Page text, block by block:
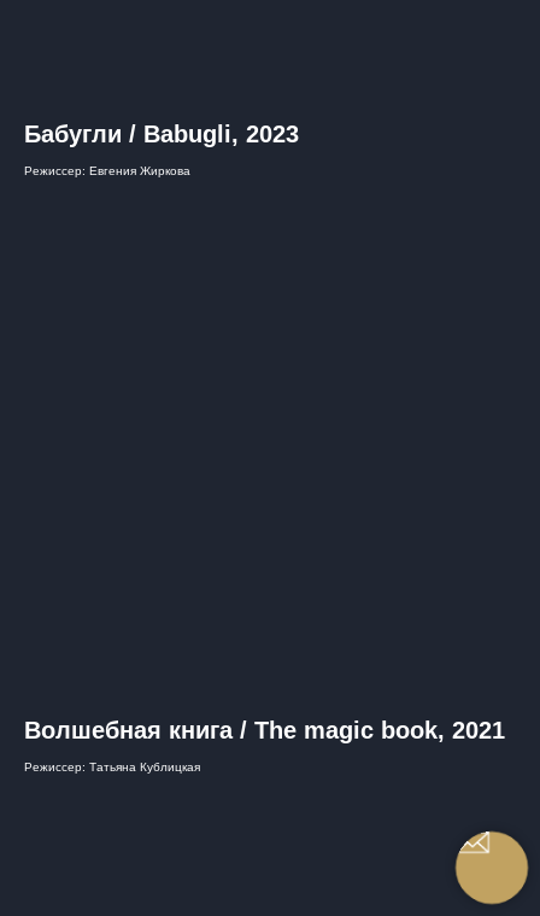
Бабугли / Babugli, 2023
Режиссер: Евгения Жиркова
Волшебная книга / The magic book, 2021
Режиссер: Татьяна Кублицкая